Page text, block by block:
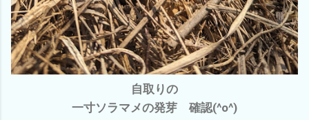
自取りの
一寸ソラマメの発芽 確認(^o^)